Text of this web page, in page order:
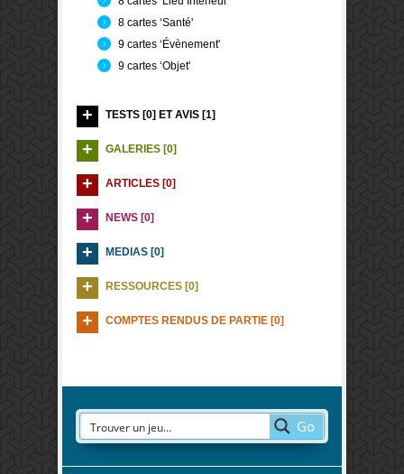
8 cartes ‘Santé'
9 cartes ‘Évènement'
9 cartes ‘Objet'
TESTS [0] ET AVIS [1]
GALERIES [0]
ARTICLES [0]
NEWS [0]
MEDIAS [0]
RESSOURCES [0]
COMPTES RENDUS DE PARTIE [0]
Go